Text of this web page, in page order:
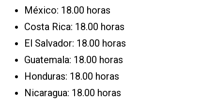
México: 18.00 horas
Costa Rica: 18.00 horas
El Salvador: 18.00 horas
Guatemala: 18.00 horas
Honduras: 18.00 horas
Nicaragua: 18.00 horas